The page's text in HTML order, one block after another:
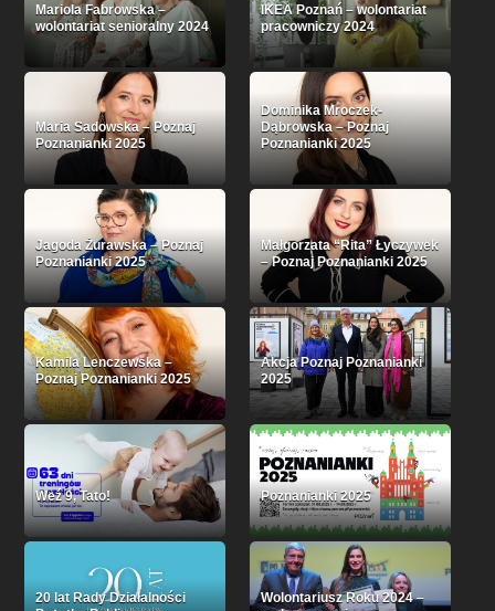
Mariola Fabrowska –
wolontariat senioralny 2024
IKEA Poznań – wolontariat
pracowniczy 2024
Maria Sadowska – Poznaj
Poznanianki 2025
Dominika Mroczek-
Dąbrowska – Poznaj
Poznanianki 2025
Jagoda Żurawska – Poznaj
Poznanianki 2025
Małgorzata “Rita” Łyczywek
– Poznaj Poznanianki 2025
Kamila Lenczewska –
Poznaj Poznanianki 2025
Akcja Poznaj Poznanianki
2025
Weź 9, Tato! Poznanianki 2025
20 lat Rady Działalności
Wolontariusz Roku 2024 –